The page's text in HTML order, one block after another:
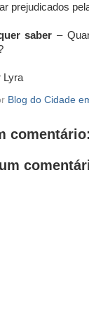
prejudicados
saber –
Lyra
Blog do Cidade
comentário: